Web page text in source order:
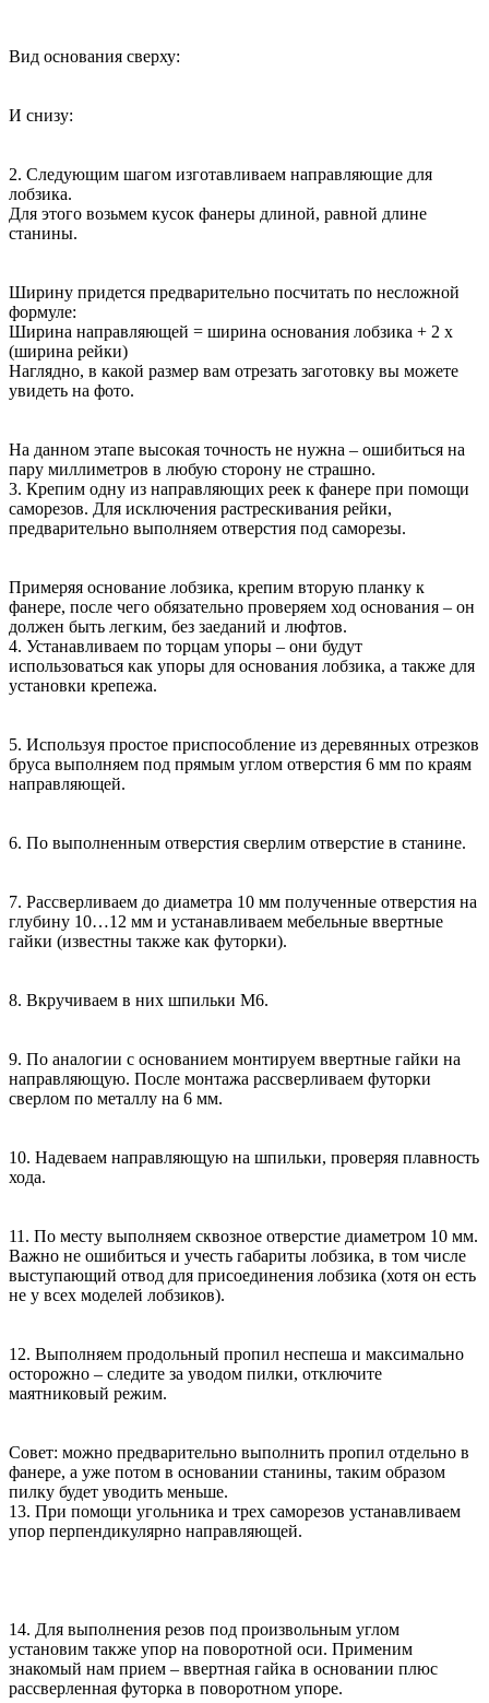
Вид основания сверху:
И снизу:
2. Следующим шагом изготавливаем направляющие для
лобзика.
Для этого возьмем кусок фанеры длиной, равной длине
станины.
Ширину придется предварительно посчитать по несложной
формуле:
Ширина направляющей = ширина основания лобзика + 2 х
(ширина рейки)
Наглядно, в какой размер вам отрезать заготовку вы можете
увидеть на фото.
На данном этапе высокая точность не нужна – ошибиться на
пару миллиметров в любую сторону не страшно.
3. Крепим одну из направляющих реек к фанере при помощи
саморезов. Для исключения растрескивания рейки,
предварительно выполняем отверстия под саморезы.
Примеряя основание лобзика, крепим вторую планку к
фанере, после чего обязательно проверяем ход основания – он
должен быть легким, без заеданий и люфтов.
4. Устанавливаем по торцам упоры – они будут
использоваться как упоры для основания лобзика, а также для
установки крепежа.
5. Используя простое приспособление из деревянных отрезков
бруса выполняем под прямым углом отверстия 6 мм по краям
направляющей.
6. По выполненным отверстия сверлим отверстие в станине.
7. Рассверливаем до диаметра 10 мм полученные отверстия на
глубину 10…12 мм и устанавливаем мебельные ввертные
гайки (известны также как футорки).
8. Вкручиваем в них шпильки М6.
9. По аналогии с основанием монтируем ввертные гайки на
направляющую. После монтажа рассверливаем футорки
сверлом по металлу на 6 мм.
10. Надеваем направляющую на шпильки, проверяя плавность
хода.
11. По месту выполняем сквозное отверстие диаметром 10 мм.
Важно не ошибиться и учесть габариты лобзика, в том числе
выступающий отвод для присоединения лобзика (хотя он есть
не у всех моделей лобзиков).
12. Выполняем продольный пропил неспеша и максимально
осторожно – следите за уводом пилки, отключите
маятниковый режим.
Совет: можно предварительно выполнить пропил отдельно в
фанере, а уже потом в основании станины, таким образом
пилку будет уводить меньше.
13. При помощи угольника и трех саморезов устанавливаем
упор перпендикулярно направляющей.
14. Для выполнения резов под произвольным углом
установим также упор на поворотной оси. Применим
знакомый нам прием – ввертная гайка в основании плюс
рассверленная футорка в поворотном упоре.